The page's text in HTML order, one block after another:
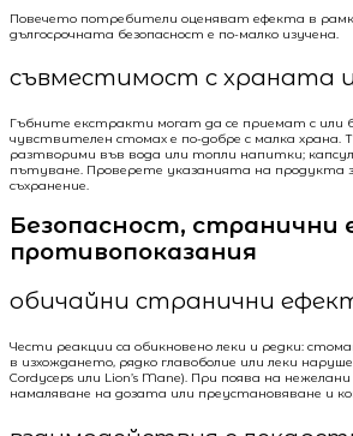
Повечето потребители оценяват ефекта в
дългосрочната безопасност е по-малко изучена.
съвместимост с храната
Гъбните екстракти могат да се приемат с или
чувствителен стомах е по-добре с малка храна.
разтворими във вода или топли напитки;
пътуване. Проверете указанията на продукта
съхранение.
Безопасност, странични
противопоказания
обичайни странични
Чести реакции са обикновено леки и редки:
в изхождането, рядко главоболие или леки
Cordyceps или Lion’s Mane). При поява на
намаляване на дозата или преустановяване и